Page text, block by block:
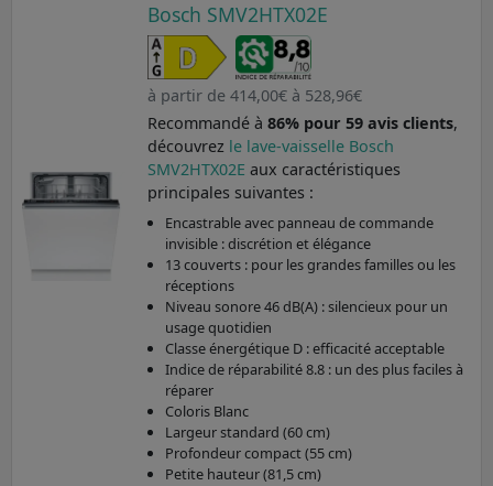
Bosch SMV2HTX02E
à partir de 414,00€ à 528,96€
Recommandé à 86% pour 59 avis clients,
découvrez le lave-vaisselle Bosch
SMV2HTX02E aux caractéristiques
principales suivantes :
Encastrable avec panneau de commande
invisible : discrétion et élégance
13 couverts : pour les grandes familles ou les
réceptions
Niveau sonore 46 dB(A) : silencieux pour un
usage quotidien
Classe énergétique D : efficacité acceptable
Indice de réparabilité 8.8 : un des plus faciles à
réparer
Coloris Blanc
Largeur standard (60 cm)
Profondeur compact (55 cm)
Petite hauteur (81,5 cm)